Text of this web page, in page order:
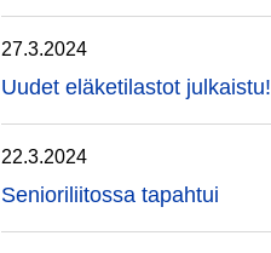
27.3.2024
Uudet eläketilastot julkaistu!
22.3.2024
Senioriliitossa tapahtui